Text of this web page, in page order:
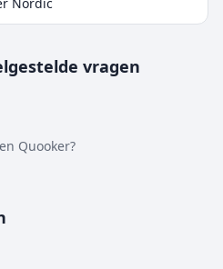
vragen
Quooker?